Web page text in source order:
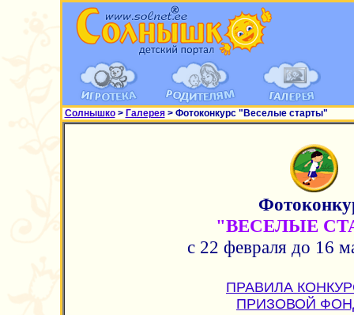
Солнышко> Галерея> Фотоконкурс "Веселые старты"
"ВЕСЕЛЫЕ
с 22 февраля до 16
ПРАВИЛА
ПРИЗОВОЙ